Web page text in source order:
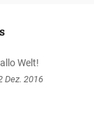
Welt!
Dez. 2016